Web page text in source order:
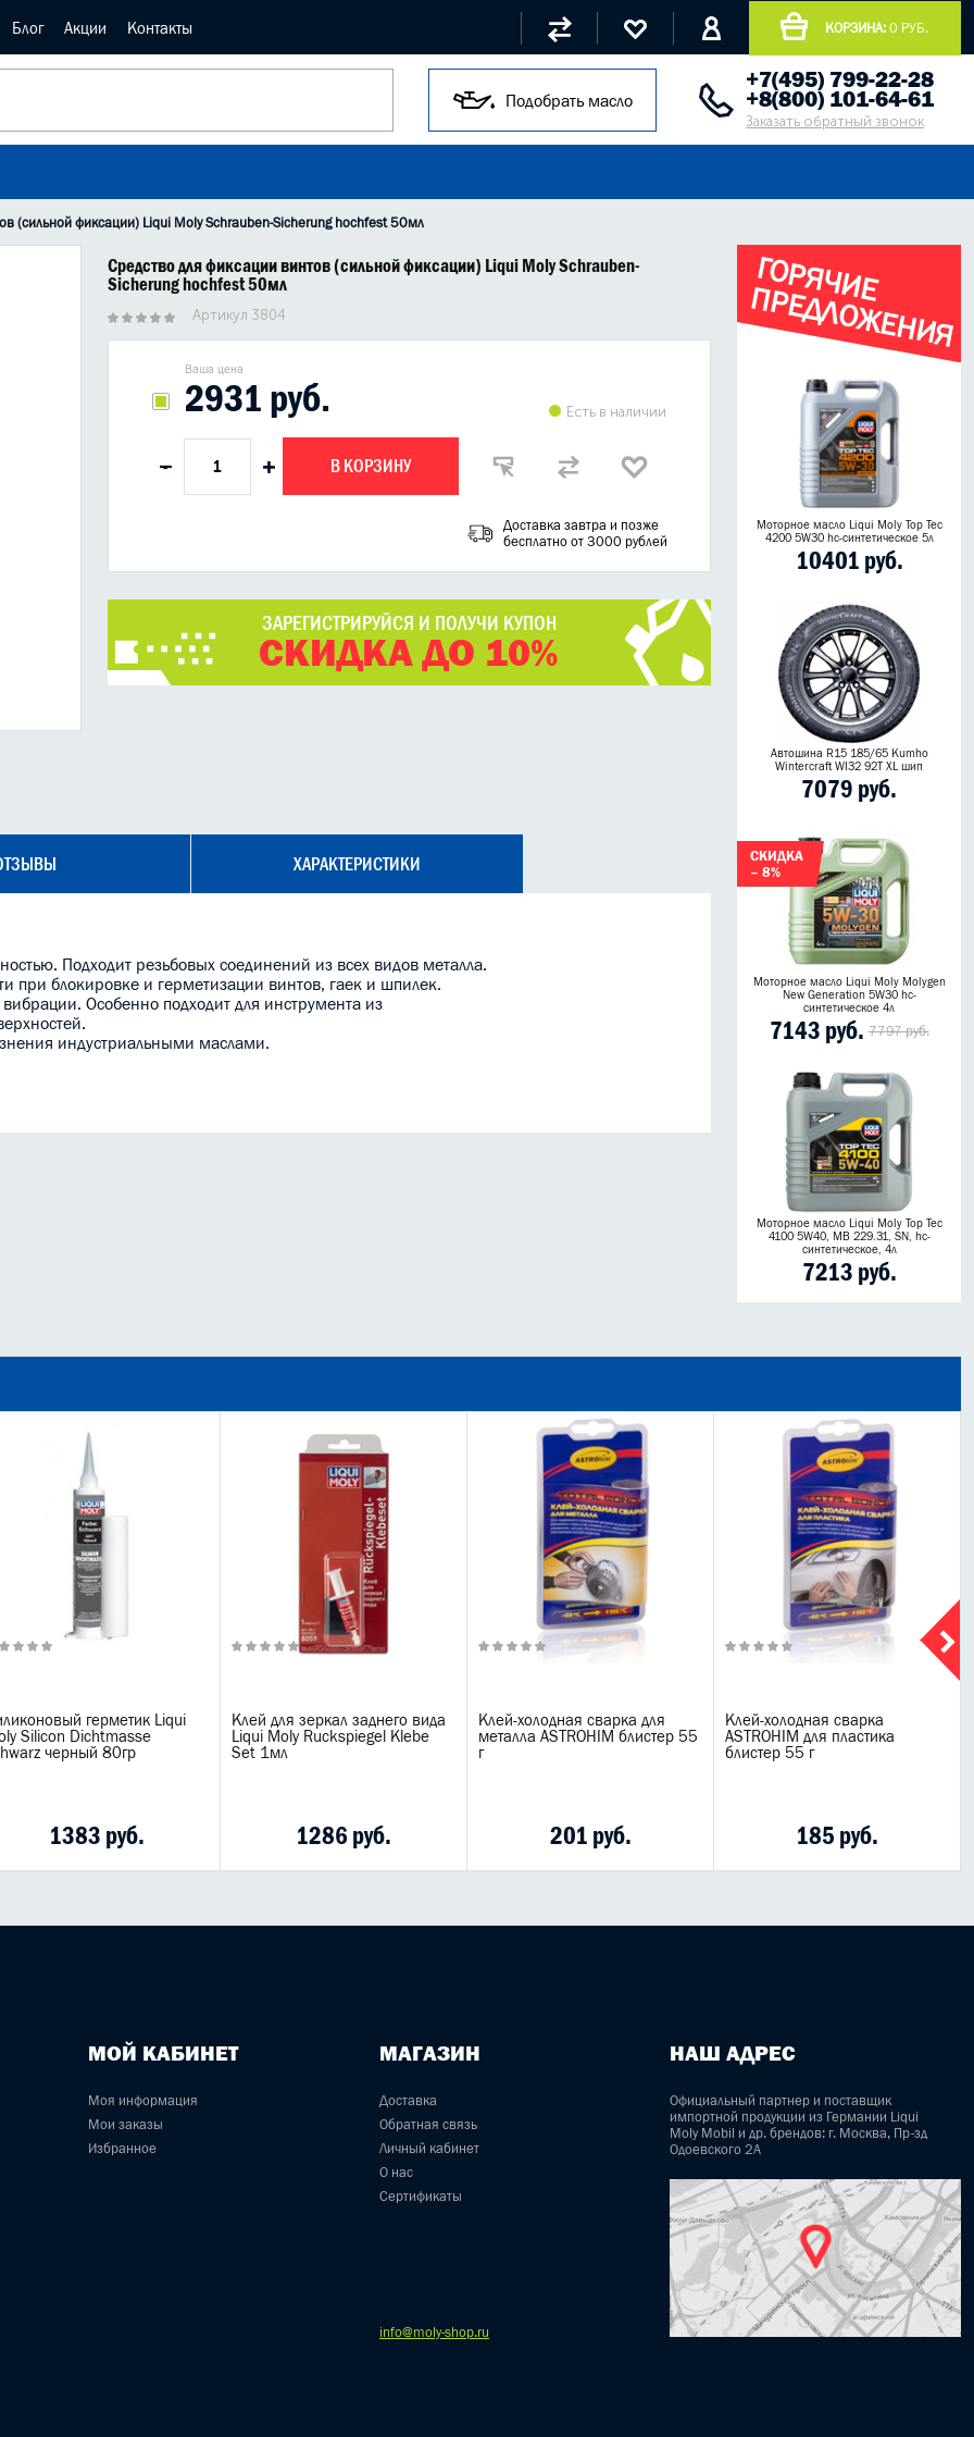
Блог Акции Контакты КОРЗИНА: 0 РУБ.
Подобрать масло
+7(495) 799-22-28
+8(800) 101-64-61
Заказать обратный звонок
(сильной фиксации) Liqui Moly Schrauben-Sicherung hochfest 50мл
Средство для фиксации винтов (сильной фиксации) Liqui Moly Schrauben-
Sicherung hochfest 50мл
Артикул 3804
Ваша цена
2931 руб. Есть в наличии
- + В КОРЗИНУ
Доставка завтра и позже
бесплатно от 3000 рублей
ЗАРЕГИСТРИРУЙСЯ И ПОЛУЧИ КУПОН
СКИДКА ДО 10%
ХАРАКТЕРИСТИКИ
Подходит резьбовых соединений из всех видов металла.
при блокировке и герметизации винтов, гаек и шпилек.
Особенно подходит для инструмента из
индустриальными маслами.
Г
О
Р
Я
Ч
И
Е
П
Р
Е
Д
Л
О
Ж
Е
Н
И
Я
Моторное масло Liqui Moly Top Tec
4200 5W30 hc-синтетическое 5л
10401 руб.
Автошина R15 185/65 Kumho
Wintercraft WI32 92T XL шип
7079 руб.
СКИДКА
– 8%
Моторное масло Liqui Moly Molygen
New Generation 5W30 hc-
синтетическое 4л
7143 руб. 7797 руб.
Моторное масло Liqui Moly Top Tec
4100 5W40, MB 229.31, SN, hc-
синтетическое, 4л
7213 руб.
герметик Liqui
Silicon Dichtmasse
черный 80гр
1383 руб.
Клей для зеркал заднего вида
Liqui Moly Ruckspiegel Klebe
Set 1мл
1286 руб.
Клей-холодная сварка для
металла ASTROHIM блистер 55
г
201 руб.
Клей-холодная сварка
ASTROHIM для пластика
блистер 55 г
185 руб.
МОЙ КАБИНЕТ
Моя информация
Мои заказы
Избранное
МАГАЗИН
Доставка
Обратная связь
Личный кабинет
О нас
Сертификаты
НАШ АДРЕС
Официальный партнер и поставщик
импортной продукции из Германии Liqui
Moly Mobil и др. брендов: г. Москва, Пр-зд
Одоевского 2А
info@moly-shop.ru